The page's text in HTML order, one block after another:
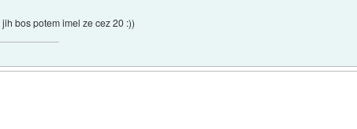
bos potem imel ze cez 20 :))